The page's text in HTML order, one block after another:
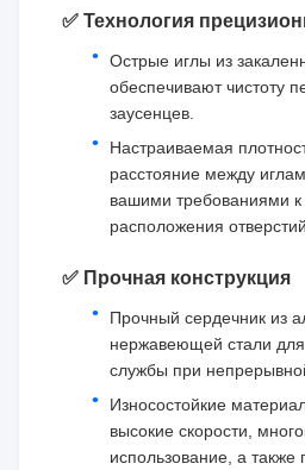
✅ Технология
Острые иглы из
обеспечивают чистоту
заусенцев.
Настраиваемая
расстояние между
вашими требованиями
расположения отверстий.
✅ Прочная конструкция
Прочный сердечник из
нержавеющей стали для
службы при
Износостойкие
высокие скорости,
использование, а